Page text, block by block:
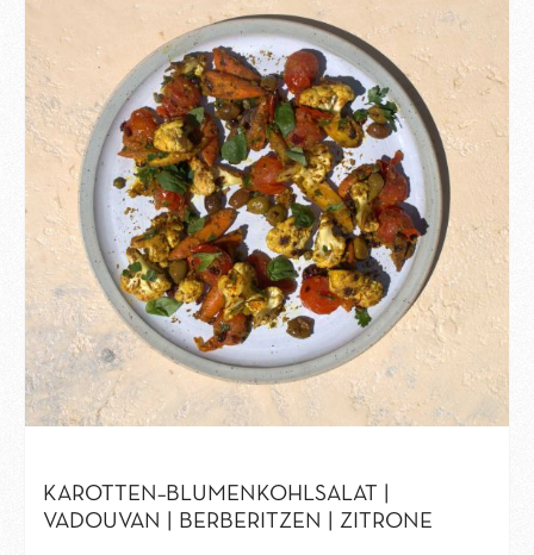
KAROTTEN–BLUMENKOHLSALAT |
VADOUVAN | BERBERITZEN | ZITRONE